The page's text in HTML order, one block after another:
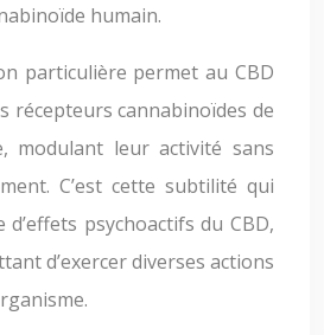
humain.
particulière permet au CBD
récepteurs cannabinoïdes de
modulant leur activité sans
C’est cette subtilité qui
d’effets psychoactifs du CBD,
d’exercer diverses actions